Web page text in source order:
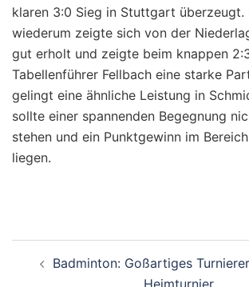
klaren 3:0 Sieg in Stuttgart überzeugt.
wiederum zeigte sich von der
gut erholt und zeigte beim knappen
Tabellenführer Fellbach eine starke
gelingt eine ähnliche Leistung in
sollte einer spannenden Begegnung
stehen und ein Punktgewinn im
liegen.
Badminton: Goßartiges
Heimturnier